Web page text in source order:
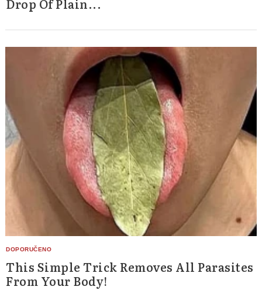
Drop Of Plain...
This Simple Trick Removes All Parasites
From Your Body!